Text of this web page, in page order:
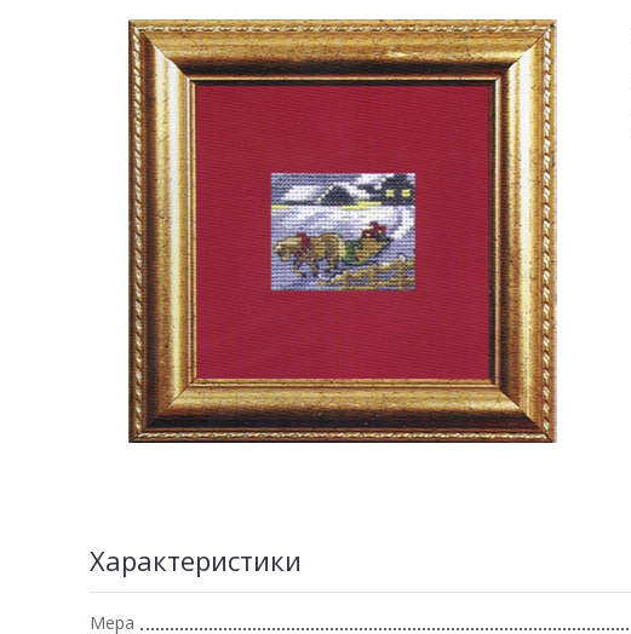
Характеристики
Мера